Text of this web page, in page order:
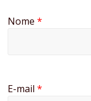
Nome*
E-mail*